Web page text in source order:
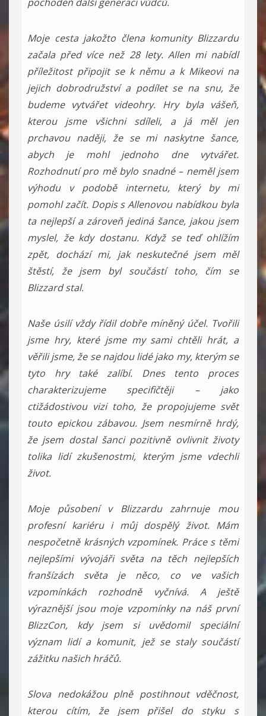
Moje cesta jakožto člena komunity Blizzardu
začala před více než 28 lety. Allen mi nabídl
příležitost připojit se k němu a k Mikeovi na
jejich dobrodružství a podílet se na snu, že
budeme vytvářet videohry. Hry byla vášeň,
kterou jsme všichni sdíleli, a já měl jen
prchavou naději, že se mi naskytne šance,
abych je mohl jednoho dne vytvářet.
Rozhodnutí pro mě bylo snadné – neměl jsem
výhodu v podobě internetu, který by mi
pomohl začít. Dopis s Allenovou nabídkou byla
ta nejlepší a zároveň jediná šance, jakou jsem
myslel, že kdy dostanu. Když se teď ohlížím
zpět, dochází mi, jak neskutečné jsem měl
štěstí, že jsem byl součástí toho, čím se
Blizzard stal.
Naše úsilí vždy řídil dobře míněný účel. Tvořili
jsme hry, které jsme my sami chtěli hrát, a
věřili jsme, že se najdou lidé jako my, kterým se
tyto hry také zalíbí. Dnes tento proces
charakterizujeme specifičtěji – jako
ctižádostivou vizi toho, že propojujeme svět
touto epickou zábavou. Jsem nesmírně hrdý,
že jsem dostal šanci pozitivně ovlivnit životy
tolika lidí zkušenostmi, kterým jsme vdechli
život.
Moje působení v Blizzardu zahrnuje mou
profesní kariéru i můj dospělý život. Mám
nespočetně krásných vzpomínek. Práce s těmi
nejlepšími vývojáři světa na těch nejlepších
franšízách světa je něco, co ve vašich
vzpomínkách rozhodně vyčnívá. A ještě
výraznější jsou moje vzpomínky na náš první
BlizzCon, kdy jsem si uvědomil speciální
význam lidí a komunit, jež se staly součástí
zážitku našich hráčů.
Slova nedokážou plně postihnout vděčnost,
kterou cítím, že jsem přišel do styku s